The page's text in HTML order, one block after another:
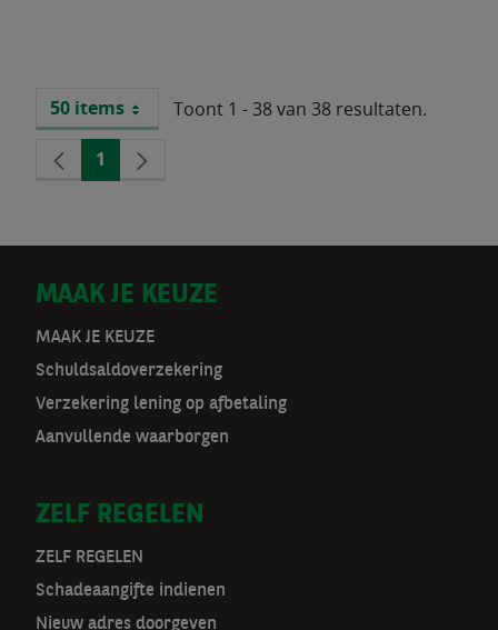
50 itemsPer paginaToont 1 - 38 van 38 resultaten.
Vorige
pagina
Pagina
1
D
o
o
r
a
t
n
MAAK JE KEUZE
MAAK JE KEUZE
Schuldsaldoverzekering
Verzekering lening op afbetaling
Aanvullende waarborgen
ZELF REGELEN
ZELF REGELEN
Schadeaangifte indienen
Nieuw adres doorgeven